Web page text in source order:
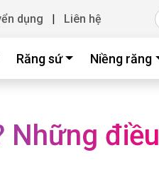
dụng | Liên hệ
Răng sứ Niềng răng
Những điều